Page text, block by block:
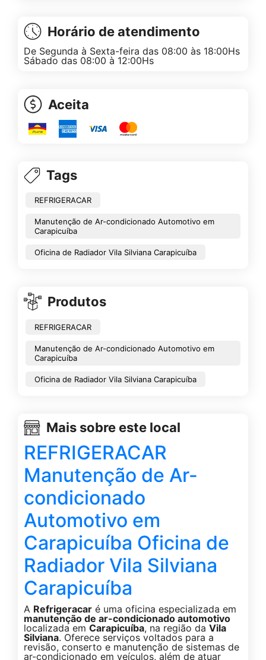
Horário de atendimento
De Segunda à Sexta-feira das 08:00 às 18:00Hs
Sábado das 08:00 à 12:00Hs
Aceita
Tags
REFRIGERACAR
Manutenção de Ar-condicionado Automotivo em
Carapicuíba
Oficina de Radiador Vila Silviana Carapicuíba
Produtos
REFRIGERACAR
Manutenção de Ar-condicionado Automotivo em
Carapicuíba
Oficina de Radiador Vila Silviana Carapicuíba
Mais sobre este local
REFRIGERACAR
Manutenção de Ar-
condicionado
Automotivo em
Carapicuíba Oficina de
Radiador Vila Silviana
Carapicuíba
A Refrigeracar é uma oficina especializada em
manutenção de ar-condicionado automotivo
localizada em Carapicuíba, na região da Vila
Silviana. Oferece serviços voltados para a
revisão, conserto e manutenção de sistemas de
ar-condicionado em veículos, além de atuar